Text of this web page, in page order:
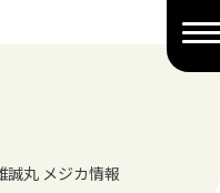
丸 メジカ情報